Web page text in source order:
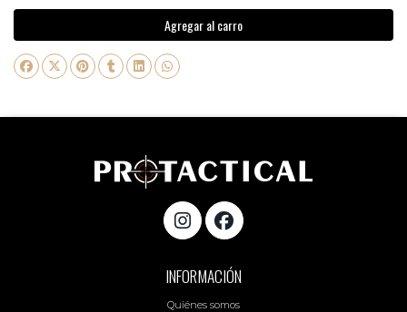
Agregar al carro
INFORMACIÓN
Quiénes somos